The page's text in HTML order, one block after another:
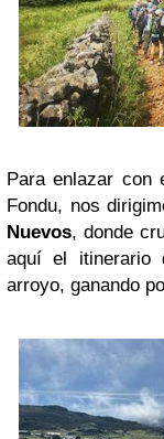
Para enlazar con
Fondu, nos
Nuevos, donde
aquí el itinerario
arroyo, ganando